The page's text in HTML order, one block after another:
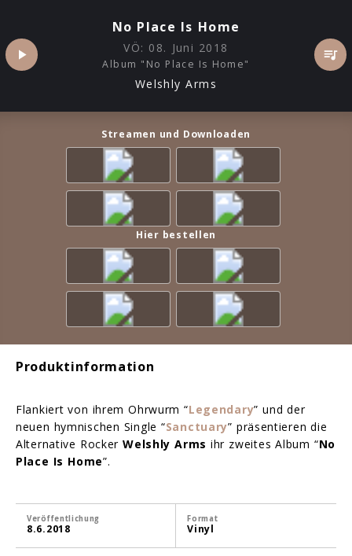
No Place Is Home
VÖ: 08. Juni 2018
Album "No Place Is Home"
Welshly Arms
Streamen und Downloaden
Hier bestellen
Produktinformation
Flankiert von ihrem Ohrwurm “Legendary” und der
neuen hymnischen Single “Sanctuary” präsentieren die
Alternative RockerWelshly Arms ihr zweites Album “No
Place Is Home”.
Veröffentlichung
8.6.2018
Format
Vinyl